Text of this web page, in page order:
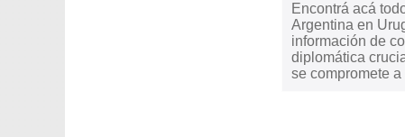
Encontrá acá
Argentina en
información de
diplomática
se compromete